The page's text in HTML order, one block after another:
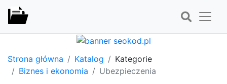
Strona główna Katalog
Kategorie
Biznes i ekonomia
Ubezpieczenia